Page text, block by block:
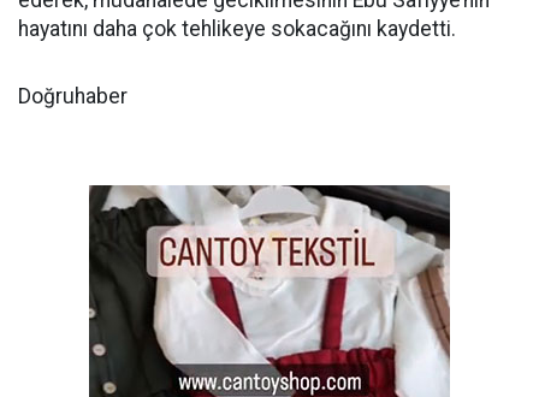
hayatını daha çok tehlikeye sokacağını kaydetti.
Doğruhaber